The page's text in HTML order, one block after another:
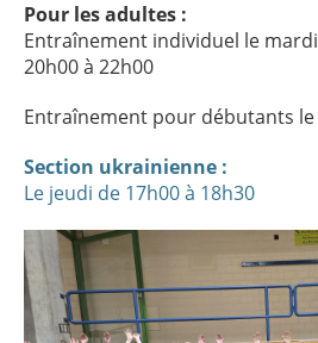
Pour les adultes :
Entraînement individuel le
20h00 à 22h00
Entraînement pour débutants le
Section ukrainienne :
Le jeudi de 17h00 à 18h30